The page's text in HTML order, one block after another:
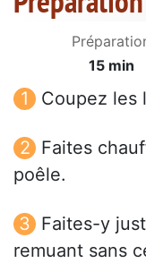
15 min
Coupez les
Faites
poêle.
Faites-y
remuant sans